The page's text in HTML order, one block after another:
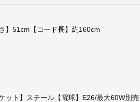
】51cm【コード長】約160cm
ット】スチール【電球】E26/最大60W別
ジョージ・ネルソン/Bub
【シガーH350mmタイプ
ジョ